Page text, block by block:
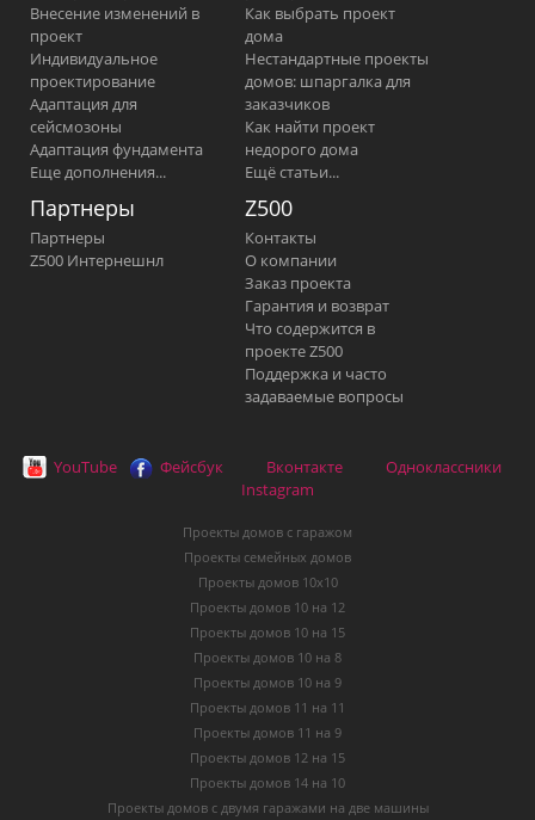
Внесение изменений в
проект
Индивидуальное
проектирование
Адаптация для
сейсмозоны
Адаптация фундамента
Еще дополнения...
Как выбрать проект
дома
Нестандартные проекты
домов: шпаргалка для
заказчиков
Как найти проект
недорого дома
Ещё статьи...
Партнеры
Партнеры
Z500 Интернешнл
Z500
Контакты
О компании
Заказ проекта
Гарантия и возврат
Что содержится в
проекте Z500
Поддержка и часто
задаваемые вопросы
YouTube Фейсбук Вконтакте
Одноклассники
Instagram
Проекты домов с гаражом
Проекты семейных домов
Проекты домов 10х10
Проекты домов 10 на 12
Проекты домов 10 на 15
Проекты домов 10 на 8
Проекты домов 10 на 9
Проекты домов 11 на 11
Проекты домов 11 на 9
Проекты домов 12 на 15
Проекты домов 14 на 10
Проекты домов с двумя гаражами на две машины